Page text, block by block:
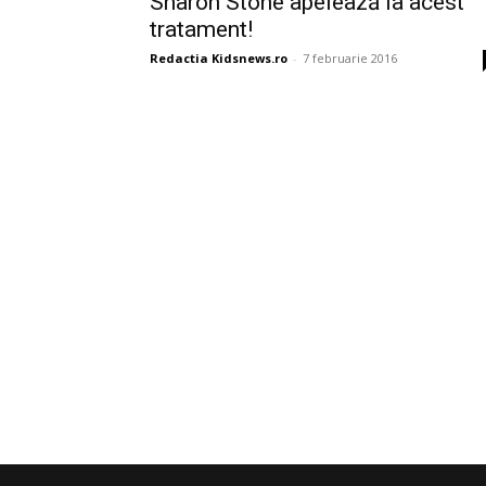
tratament!
Redactia Kidsnews.ro - 7 februarie 2016